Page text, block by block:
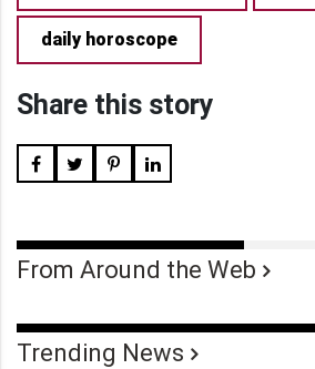
daily horoscope
Share this story
From Around the Web
Trending News